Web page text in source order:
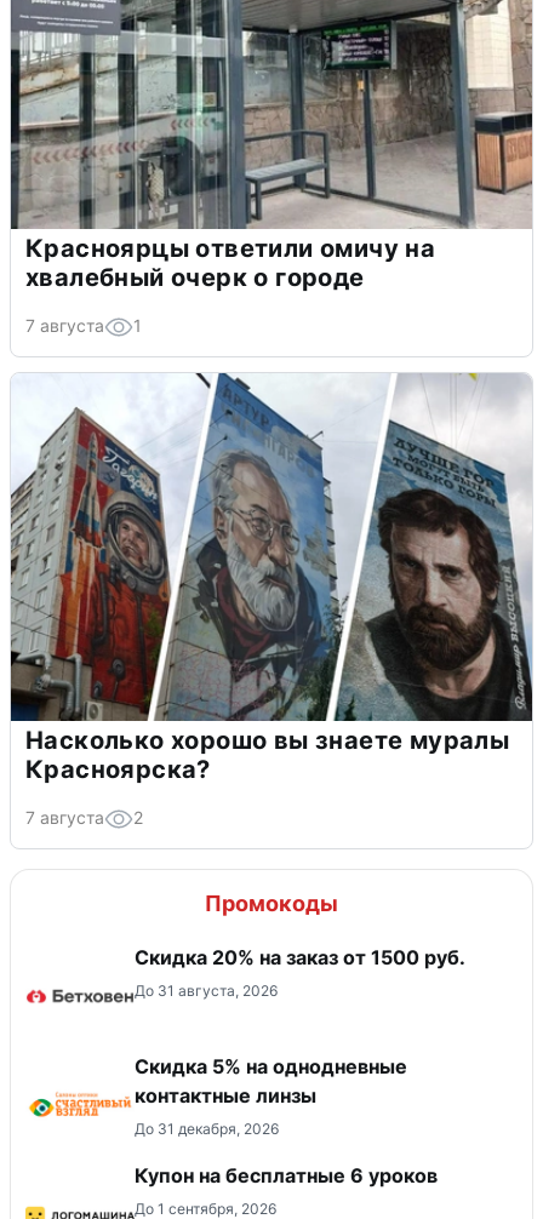
Красноярцы ответили омичу на
хвалебный очерк о городе
7 августа 1
Насколько хорошо вы знаете муралы
Красноярска?
7 августа 2
Промокоды
Скидка 20% на заказ от 1500 руб.
До 31 августа, 2026
Скидка 5% на однодневные
контактные линзы
До 31 декабря, 2026
Купон на бесплатные 6 уроков
До 1 сентября, 2026